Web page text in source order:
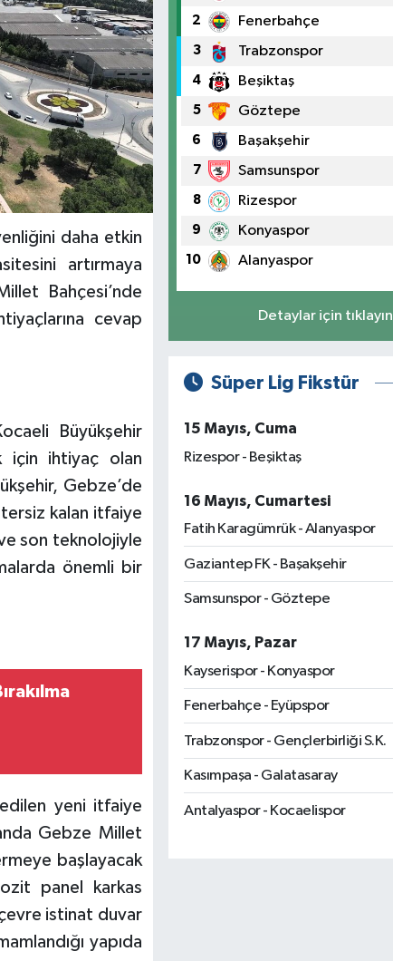
daha etkin
artırmaya
Bahçesi’nde
cevap
Büyükşehir
için ihtiyaç olan
Gebze’de
kalan itfaiye
ve son teknolojiyle
önemli bir
edilen yeni itfaiye
Gebze Millet
başlayacak
panel karkas
çevre istinat duvar
yapıda
2 Fenerbahçe
3 Trabzonspor
4 Beşiktaş
5 Göztepe
6 Başakşehir
7 Samsunspor
8 Rizespor
9 Konyaspor
10 Alanyaspor
Detaylar için tıklayın
Süper Lig Fikstür
15 Mayıs, Cuma
Rizespor - Beşiktaş
16 Mayıs, Cumartesi
Fatih Karagümrük - Alanyaspor
Gaziantep FK - Başakşehir
Samsunspor - Göztepe
17 Mayıs, Pazar
Kayserispor - Konyaspor
Fenerbahçe - Eyüpspor
Trabzonspor - Gençlerbirliği S.K.
Kasımpaşa - Galatasaray
Antalyaspor - Kocaelispor